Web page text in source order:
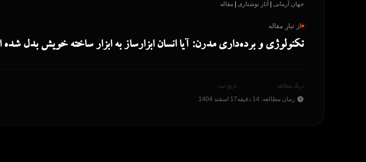
جهان آرمانی آثار نوشتاری مقاله
از تبارِ مقاله
تکنولوژی و برده‌داری مدرن: آیا انسان ابزارساز به ابزار ساخته خویش بدل
درنگِ مطالعه
زمان مطالعه: 14 دقیقه
تاریخِ ثبت
17 اسفند 1404